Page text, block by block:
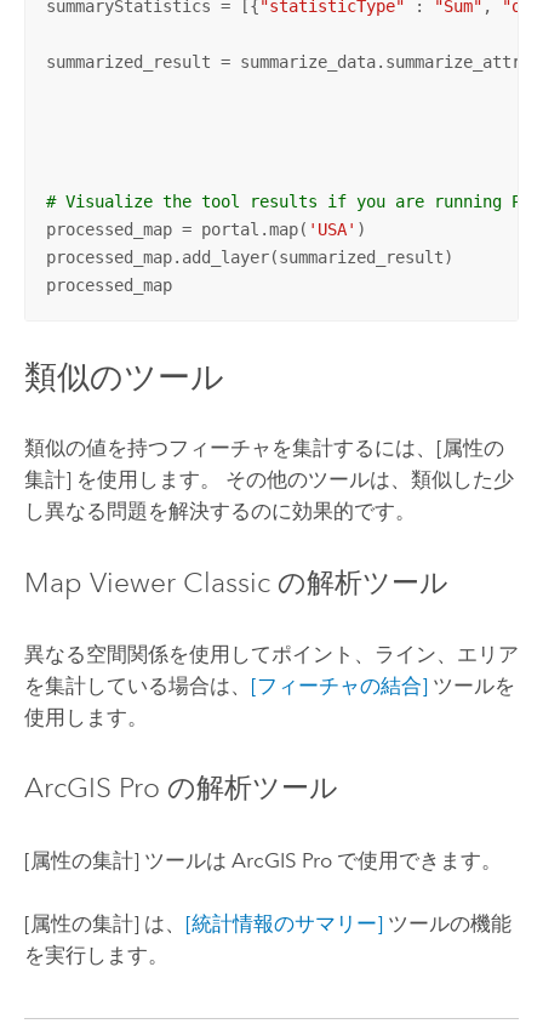
summaryStatistics = [{"statisticType" : "Sum" ,
summarized_result =
# Visualize the tool results if you are running
processed_map = portal.map( 'USA' )
processed_map.add_layer(summarized_result)
processed_map
類似のツール
類似の値を持つフィーチャを集計するには、 [属性の
集計] を使用します。 その他のツールは、類似した少
し異なる問題を解決するのに効果的です。
Map Viewer Classicの解析ツール
異なる空間関係を使用してポイント、ライン、エリア
を集計している場合は、 [フィーチャの結合]ツールを
使用します。
ArcGIS Pro の解析ツール
[属性の集計] ツールは ArcGIS Proで使用できます。
[属性の集計] は、 [統計情報のサマリー]ツールの機能
を実行します。